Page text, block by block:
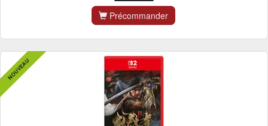
Précommander
NOUVEAU